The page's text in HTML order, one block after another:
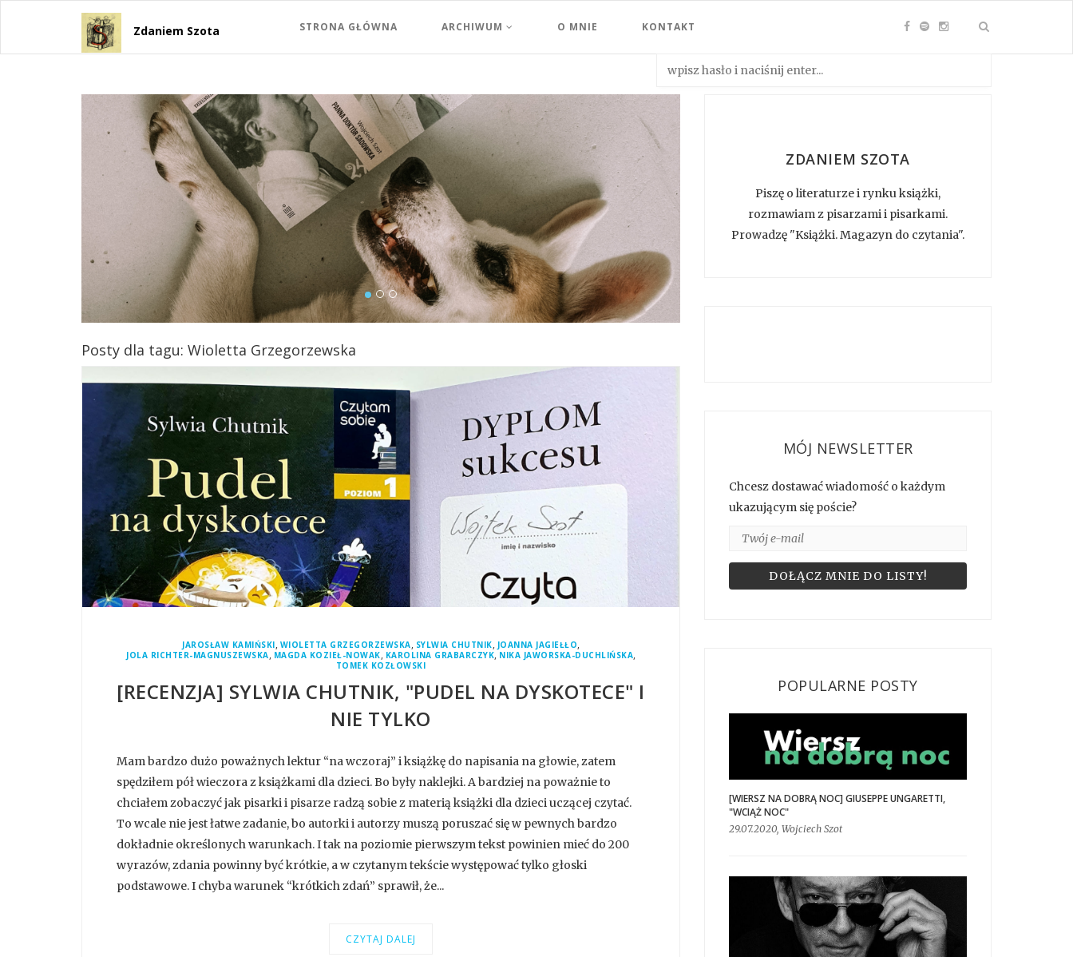
Zdaniem Szota STRONA GŁÓWNA ARCHIWUM O MNIE KONTAKT
Posty dla tagu: Wioletta Grzegorzewska
JAROSŁAW KAMIŃSKI, WIOLETTA GRZEGORZEWSKA, SYLWIA CHUTNIK, JOANNA JAGIEŁŁO,
JOLA RICHTER-MAGNUSZEWSKA, MAGDA KOZIEŁ-NOWAK, KAROLINA GRABARCZYK,NIKA JAWORSKA-DUCHLIŃSKA,
TOMEK KOZŁOWSKI
[RECENZJA] SYLWIA CHUTNIK, "PUDEL NA DYSKOTECE" I
NIE TYLKO
Mam bardzo dużo poważnych lektur “na wczoraj” i książkę do napisania na głowie, zatem
spędziłem pół wieczora z książkami dla dzieci. Bo były naklejki. A bardziej na poważnie to
chciałem zobaczyć jak pisarki i pisarze radzą sobie z materią książki dla dzieci uczącej czytać.
To wcale nie jest łatwe zadanie, bo autorki i autorzy muszą poruszać się w pewnych bardzo
dokładnie określonych warunkach. I tak na poziomie pierwszym tekst powinien mieć do 200
wyrazów, zdania powinny być krótkie, a w czytanym tekście występować tylko głoski
podstawowe. I chyba warunek “krótkich zdań” sprawił, że...
CZYTAJ DALEJ
ZDANIEM SZOTA
Piszę o literaturze i rynku książki,
rozmawiam z pisarzami i pisarkami.
Prowadzę "Książki. Magazyn do czytania".
MÓJ NEWSLETTER
Chcesz dostawać wiadomość o każdym
ukazującym się poście?
POPULARNE POSTY
[WIERSZ NA DOBRĄ NOC] GIUSEPPE UNGARETTI,
"WCIĄŻ NOC"
29.07.2020, Wojciech Szot